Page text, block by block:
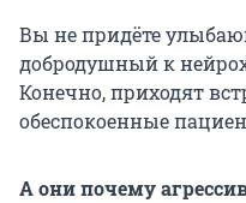
Вы не придёте
добродушный к
Конечно, приходят
обеспокоенные
А они почему